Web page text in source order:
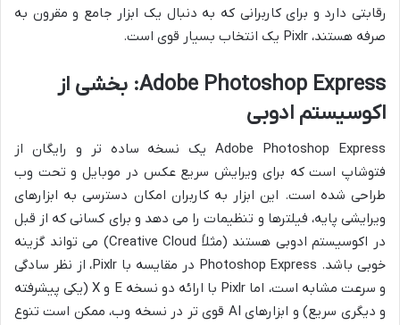
رقابتی دارد و برای کاربرانی که به دنبال یک ابزار جامع و مقرون به
صرفه هستند، Pixlr یک انتخاب بسیار قوی است.
Adobe Photoshop Express: بخشی از
اکوسیستم ادوبی
Adobe Photoshop Express یک نسخه ساده تر و رایگان از
فتوشاپ است که برای ویرایش سریع عکس در موبایل و تحت وب
طراحی شده است. این ابزار به کاربران امکان دسترسی به ابزارهای
ویرایشی پایه، فیلترها و تنظیمات را می دهد و برای کسانی که از قبل
در اکوسیستم ادوبی هستند (مثلاً Creative Cloud) می تواند گزینه
خوبی باشد. Photoshop Express در مقایسه با Pixlr، از نظر سادگی
و سرعت مشابه است، اما Pixlr با ارائه دو نسخه E و X (یکی پیشرفته
و دیگری سریع) و ابزارهای AI قوی تر در نسخه وب، ممکن است تنوع